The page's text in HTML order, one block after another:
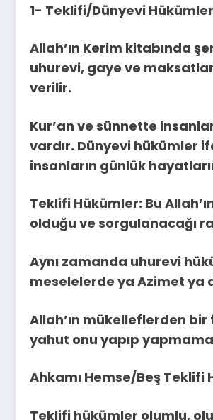
1- Teklifi/Dünyevi
Allah’ın Kerim kitabında
uhurevi, gaye ve
verilir.
Kur’an ve sünnette
vardır. Dünyevi hükümler
insanların günlük
Teklifi Hükümler: Bu
olduğu ve sorgulanacağı
Aynı zamanda uhurevi
meselelerde ya Azimet ya
Allah’ın mükelleflerden
yahut onu yapıp
Ahkamı Hemse/Beş Teklifi
Teklifi hükümler olumlu,